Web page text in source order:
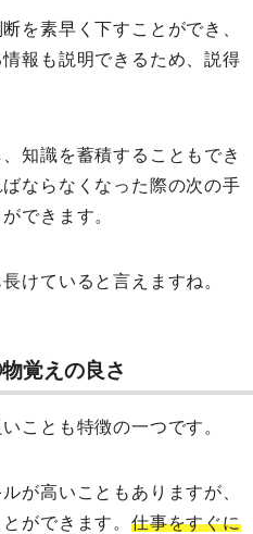
を素早く下すことができ、
報も説明できるため、説得
知識を蓄積することもでき
ならなくなった際の次の手
できます。
けていると言えますね。
覚えの良さ
ことも特徴の一つです。
が高いこともありますが、
ができます。 仕事をすぐに